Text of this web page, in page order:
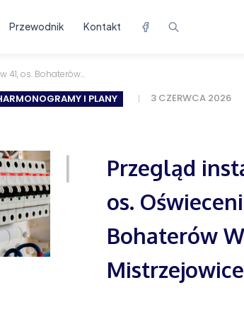
Przewodnik Kontakt
41, os. Bohaterów...
I PLANY 3 CZERWCA 2026
Przegląd
os.
Bohaterów
Mistrzejowice